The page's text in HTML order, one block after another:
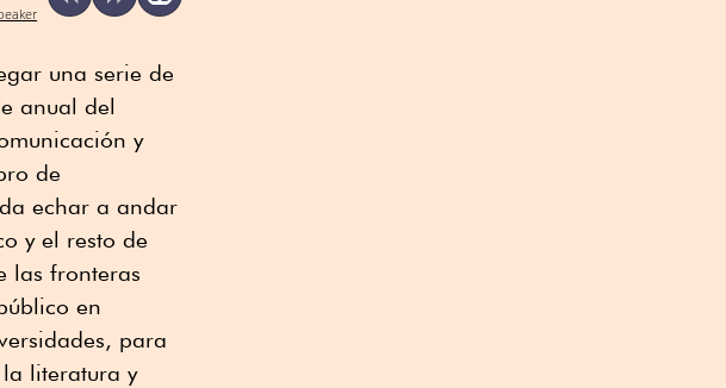
una serie de
anual del
y
de
echar a andar
y el resto de
las fronteras
en
para
literatura y